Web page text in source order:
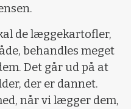
de læggekartofler,
behandles meget
Det går ud på at
der er dannet.
når vi lægger dem,